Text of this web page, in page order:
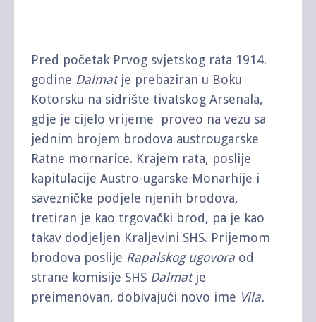
Pred početak Prvog svjetskog rata 1914.
godine Dalmatje prebaziran u Boku
Kotorsku na sidrište tivatskog Arsenala,
gdje je cijelo vrijeme proveo na vezu sa
jednim brojem brodova austrougarske
Ratne mornarice. Krajem rata, poslije
kapitulacije Austro-ugarske Monarhije i
savezničke podjele njenih brodova,
tretiran je kao trgovački brod, pa je kao
takav dodjeljen Kraljevini SHS. Prijemom
brodova poslije Rapalskog ugovora od
strane komisije SHS Dalmatje
preimenovan, dobivajući novo ime Vila.